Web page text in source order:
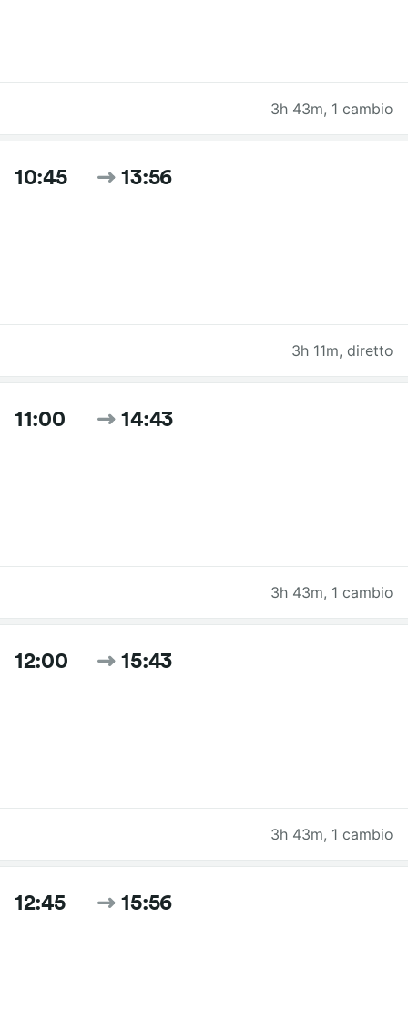
3h 43m, 1 cambio
10:45 13:56
3h 11m, diretto
11:00 14:43
3h 43m, 1 cambio
12:00 15:43
3h 43m, 1 cambio
12:45 15:56